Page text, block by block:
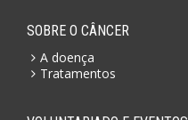
SOBRE O CÂNCER
A doença
Tratamentos